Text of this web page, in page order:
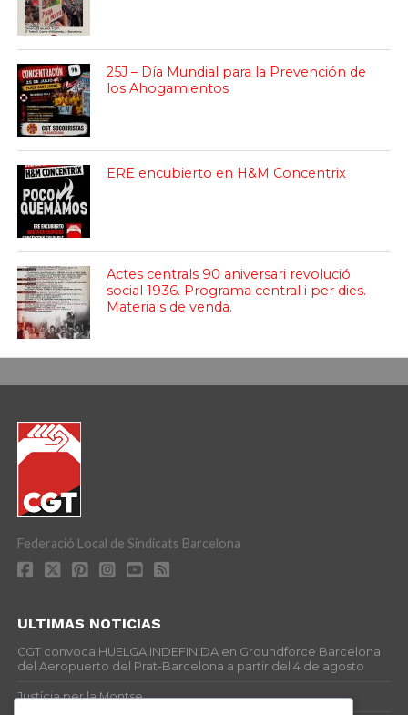
25J – Día Mundial para la Prevención de
los Ahogamientos
ERE encubierto en H&M Concentrix
Actes centrals 90 aniversari revolució
social 1936. Programa central i per dies.
Materials de venda.
Federació Local de Sindicats Barcelona
ULTIMAS NOTICIAS
CGT convoca HUELGA INDEFINIDA en Groundforce Barcelona
del Aeropuerto del Prat-Barcelona a partir del 4 de agosto
Justícia per la Montse